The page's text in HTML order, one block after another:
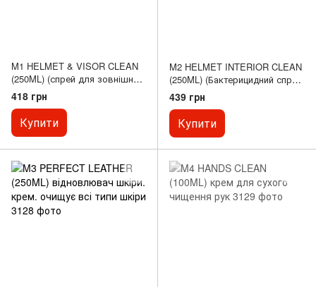
M1 HELMET & VISOR CLEAN
(250ML) (спрей для зовнішньої
поверхні шолома та
захисного скла)
418 грн
Купити
M2 HELMET INTERIOR CLEAN
(250ML) (Бактерицидний спрей
для внутрішньої поверхні
шолома)
439 грн
Купити